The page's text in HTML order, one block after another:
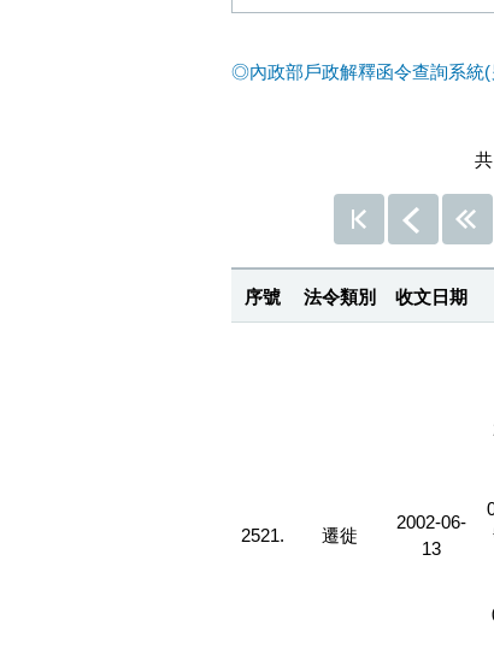
◎內政部戶政解釋函令查詢系統(
共
序號 法令類別 收文日期
2521. 遷徙
2002-06-
13